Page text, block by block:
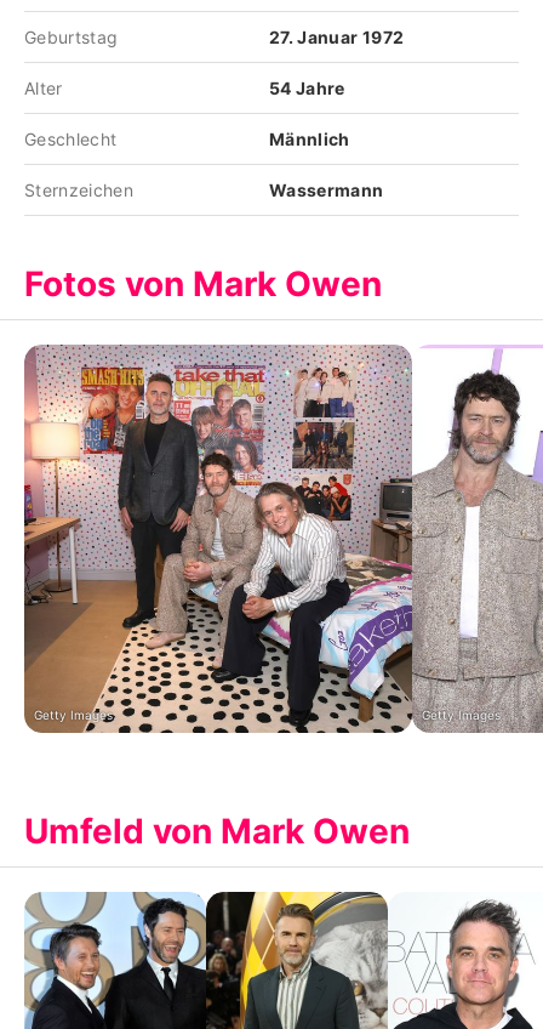
Geburtstag 27. Januar 1972
Alter 54 Jahre
Geschlecht Männlich
Sternzeichen Wassermann
Fotos von Mark Owen
Getty Images Getty Images
Umfeld von Mark Owen